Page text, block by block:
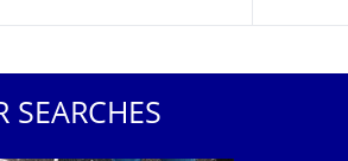
SEARCHES